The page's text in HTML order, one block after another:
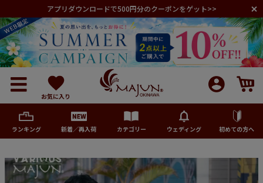
アプリダウンロードで500円分のクーポンをゲット>>
お気に入り
ランキング 新着／再入荷 カテゴリー ウェディング 初めての方へ
メンズ